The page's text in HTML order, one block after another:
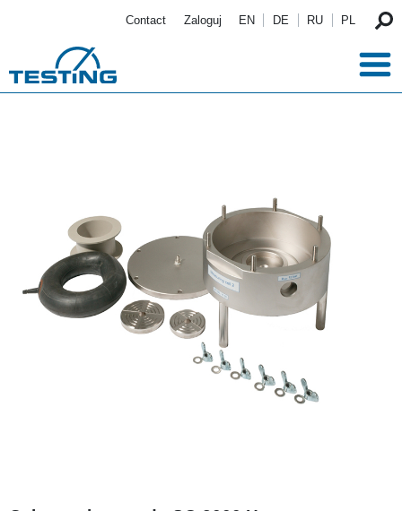
Contact Zaloguj EN DE RU PL